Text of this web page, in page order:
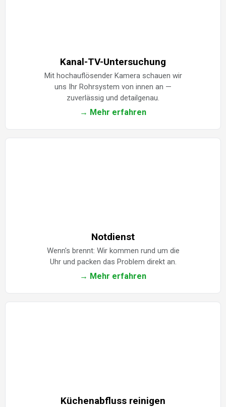
Kanal-TV-Untersuchung
Mit hochauflösender Kamera schauen wir
uns Ihr Rohrsystem von innen an —
zuverlässig und detailgenau.
→ Mehr erfahren
Notdienst
Wenn's brennt: Wir kommen rund um die
Uhr und packen das Problem direkt an.
→ Mehr erfahren
Küchenabfluss reinigen